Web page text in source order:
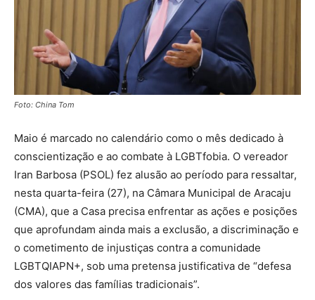
Foto: China Tom
Maio é marcado no calendário como o mês dedicado à
conscientização e ao combate à LGBTfobia. O vereador
Iran Barbosa (PSOL) fez alusão ao período para ressaltar,
nesta quarta-feira (27), na Câmara Municipal de Aracaju
(CMA), que a Casa precisa enfrentar as ações e posições
que aprofundam ainda mais a exclusão, a discriminação e
o cometimento de injustiças contra a comunidade
LGBTQIAPN+, sob uma pretensa justificativa de “defesa
dos valores das famílias tradicionais”.